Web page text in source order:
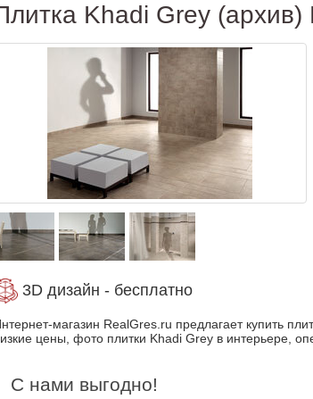
Khadi Grey (архив)
3D дизайн - бесплатно
магазин RealGres.ru предлагает купить
цены, фото плитки Khadi Grey в интерьере,
С нами выгодно!